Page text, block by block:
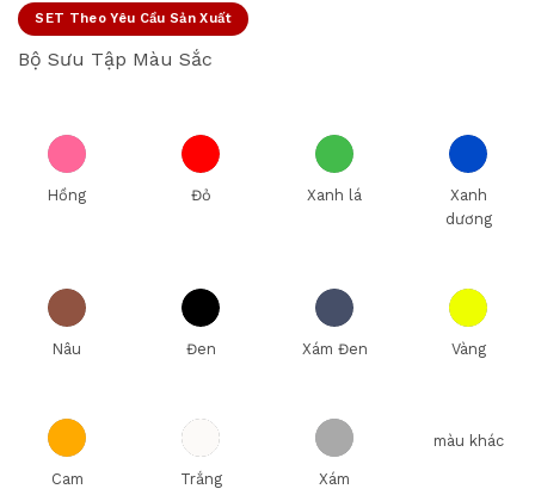
SET Theo Yêu Cầu Sản Xuất
Bộ Sưu Tập Màu Sắc
Hồng Đỏ Xanh lá
Xanh
dương
Nâu Đen Xám Đen Vàng
Cam Trắng Xám
màu khác